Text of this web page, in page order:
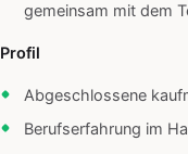
gemeinsam mit dem
Profil
Abgeschlossene
Berufserfahrung im